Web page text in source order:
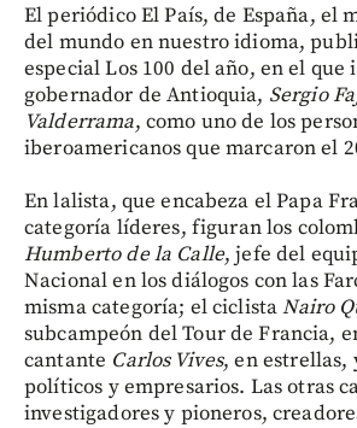
El periódico El País, de España, el
del mundo en nuestro idioma,
especial Los 100 del año, en el que
gobernador de Antioquia, Sergio
Valderrama, como uno de los
iberoamericanos que marcaron el
En lalista, que encabeza el Papa
categoría líderes, figuran los
Humberto de la Calle, jefe del
Nacional en los diálogos con las
misma categoría; el ciclistaNairo
subcampeón del Tour de Francia,
cantante Carlos Vives, en estrellas,
políticos y empresarios. Las otras
investigadores y pioneros,